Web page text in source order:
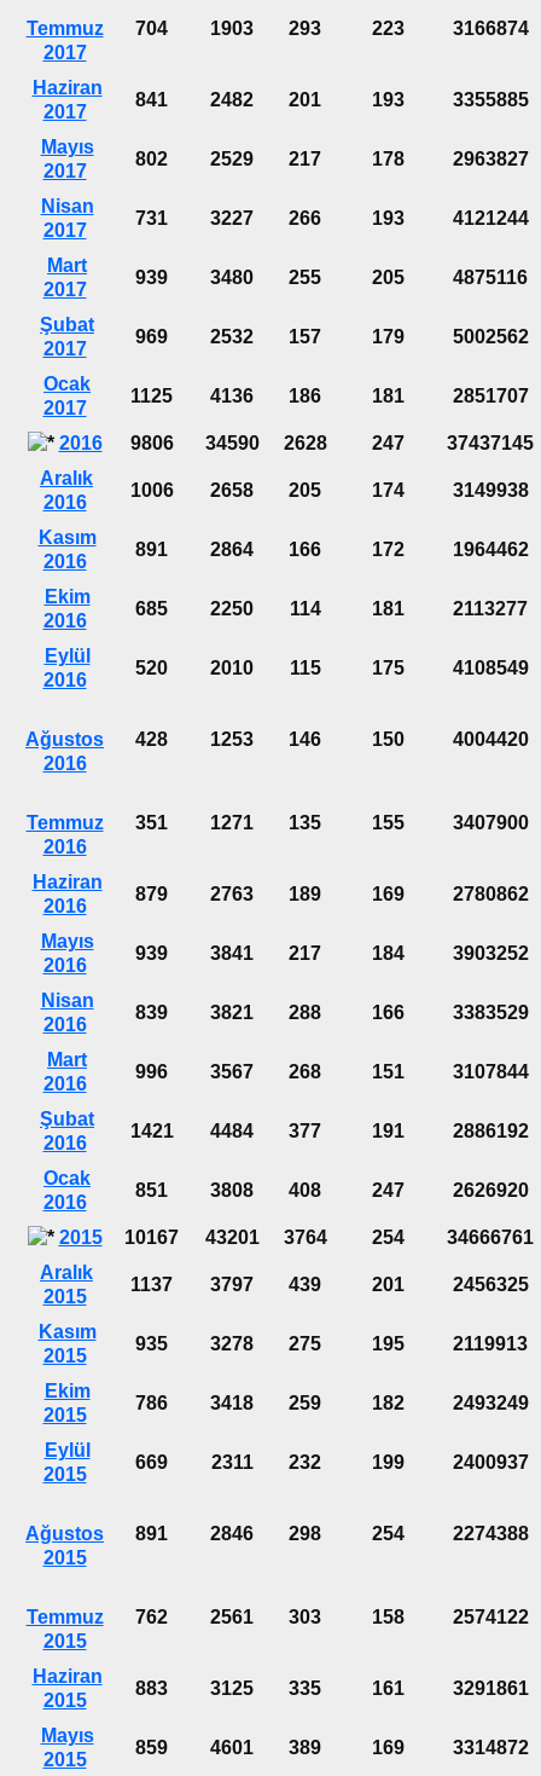
Temmuz
2017
704 1903 293 223 3166874
Haziran
2017
841 2482 201 193 3355885
Mayıs
2017
802 2529 217 178 2963827
Nisan
2017
731 3227 266 193 4121244
Mart
2017
939 3480 255 205 4875116
Şubat
2017
969 2532 157 179 5002562
Ocak
2017
1125 4136 186 181 2851707
2016 9806 34590 2628 247
37437145
Aralık
2016
1006 2658 205 174 3149938
Kasım
2016
891 2864 166 172 1964462
Ekim
2016
685 2250 114 181 2113277
Eylül
2016
520 2010 115 175 4108549
Ağustos
2016
428 1253 146 150 4004420
Temmuz
2016
351 1271 135 155 3407900
Haziran
2016
879 2763 189 169 2780862
Mayıs
2016
939 3841 217 184 3903252
Nisan
2016
839 3821 288 166 3383529
Mart
2016
996 3567 268 151 3107844
Şubat
2016
1421 4484 377 191 2886192
Ocak
2016
851 3808 408 247 2626920
2015 10167 43201 3764 254
34666761
Aralık
2015
1137 3797 439 201 2456325
Kasım
2015
935 3278 275 195 2119913
Ekim
2015
786 3418 259 182 2493249
Eylül
2015
669 2311 232 199 2400937
Ağustos
2015
891 2846 298 254 2274388
Temmuz
2015
762 2561 303 158 2574122
Haziran
2015
883 3125 335 161 3291861
Mayıs
2015
859 4601 389 169 3314872